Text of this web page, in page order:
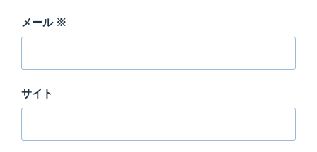
メール ※
サイト